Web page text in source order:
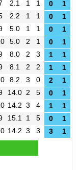
2.1 1 1 0 1
2.2 1 1 0 1
5.0 1 1 0 1
5.0 2 1 0 1
8.0 2 3 1 1
8.1 2 2 1 1
8.2 3 0 2 1
14.0 2 5 0 1
14.2 3 4 1 1
15.1 1 5 0 1
14.2 3 3 3 1